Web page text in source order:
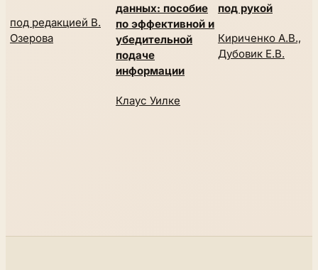
под редакцией В.
Озерова
данных: пособие
по эффективной и
убедительной
подаче
информации
Клаус Уилке
под рукой
Кириченко А.В.,
Дубовик Е.В.